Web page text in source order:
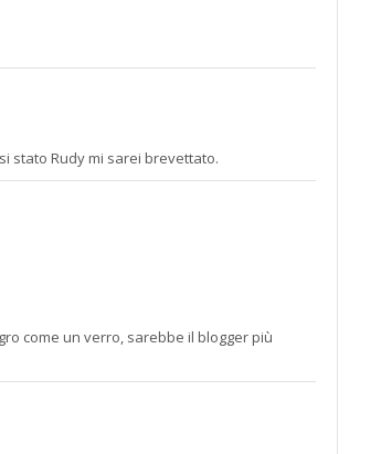
stato Rudy mi sarei brevettato.
come un verro, sarebbe il blogger più